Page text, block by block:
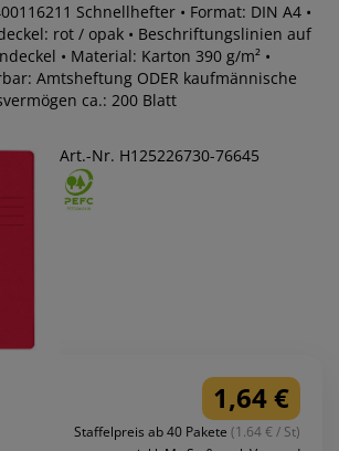
Schnellhefter • Format: DIN A4 •
rot / opak • Beschriftungslinien auf
• Material: Karton 390 g/m² •
Amtsheftung ODER kaufmännische
ca.: 200 Blatt
Art.-Nr. H125226730-76645
1,64 €
Staffelpreis ab 40 Pakete (1.64 € / St)